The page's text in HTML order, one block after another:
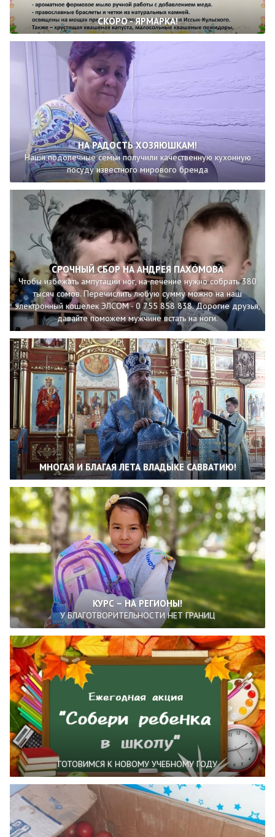
СКОРО - ЯРМАРКА!
НА РАДОСТЬ ХОЗЯЮШКАМ!
Наши подопечные семьи получили качественную кухонную
посуду известного мирового бренда
СРОЧНЫЙ СБОР НА АНДРЕЯ ПАХОМОВА
Чтобы избежать ампутации ног, на лечение нужно собрать 380
тысяч сомов. Перечислить любую сумму можно на наш
электронный кошелек ЭЛСОМ - 0 755 858 838. Дорогие друзья,
давайте поможем мужчине встать на ноги.
МНОГАЯ И БЛАГАЯ ЛЕТА ВЛАДЫКЕ САВВАТИЮ!
КУРС – НА РЕГИОНЫ!
У БЛАГОТВОРИТЕЛЬНОСТИ НЕТ ГРАНИЦ
ГОТОВИМСЯ К НОВОМУ УЧЕБНОМУ ГОДУ